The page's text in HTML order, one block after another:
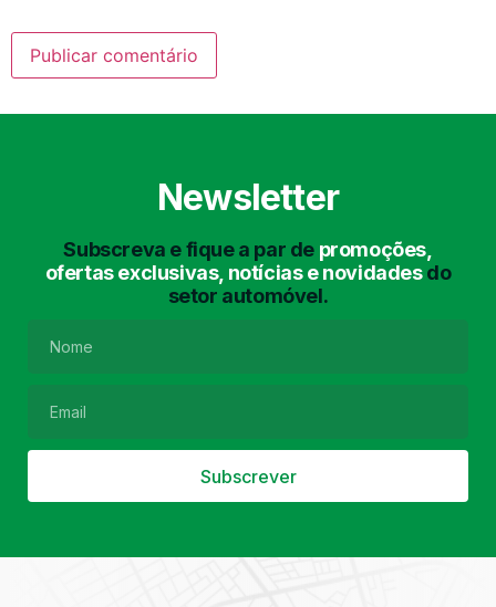
Newsletter
Subscreva e fique a par de promoções,
ofertas exclusivas, notícias e novidadesdo
setor automóvel.
Subscrever
Lavagem Manual
Lavagem de Chassis Matrículas
Filtro de Partículas Óleos